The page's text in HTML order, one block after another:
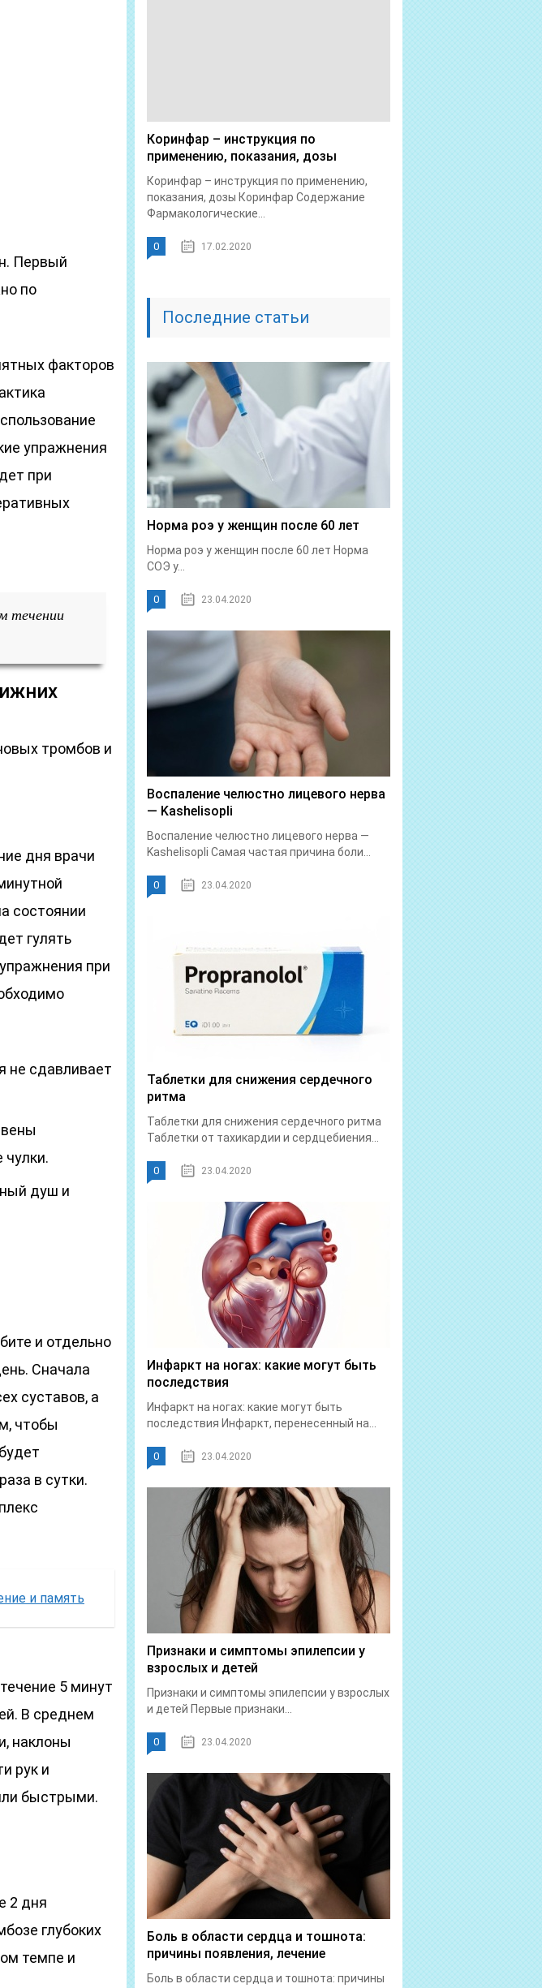
Первый
по
факторов
упражнения
при
течении
тромбов и
дня врачи
состоянии
гулять
при
не сдавливает
душ и
и отдельно
Сначала
суставов, а
чтобы
в сутки.
и память
5 минут
В среднем
наклоны
рук и
быстрыми.
2 дня
глубоких
темпе и
Коринфар – инструкция по
применению, показания, дозы
Коринфар – инструкция по применению,
показания, дозы Коринфар Содержание
Фармакологические...
0 17.02.2020
Последние статьи
Норма роэ у женщин после 60 лет
Норма роэ у женщин после 60 лет Норма
СОЭ у...
0 23.04.2020
Воспаление челюстно лицевого нерва
— Kashelisopli
Воспаление челюстно лицевого нерва —
Kashelisopli Самая частая причина боли...
0 23.04.2020
Таблетки для снижения сердечного
ритма
Таблетки для снижения сердечного ритма
Таблетки от тахикардии и сердцебиения...
0 23.04.2020
Инфаркт на ногах: какие могут быть
последствия
Инфаркт на ногах: какие могут быть
последствия Инфаркт, перенесенный на...
0 23.04.2020
Признаки и симптомы эпилепсии у
взрослых и детей
Признаки и симптомы эпилепсии у взрослых
и детей Первые признаки...
0 23.04.2020
Боль в области сердца и тошнота:
причины появления, лечение
Боль в области сердца и тошнота: причины